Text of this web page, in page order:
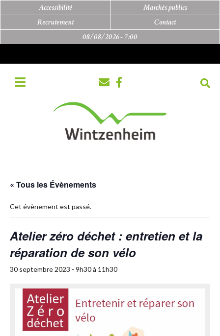
Accessibilité
Marchés publics
Recrutement
Contact
08/08/2026 -7:00
« Tous les Évènements
Cet évènement est passé.
Atelier zéro déchet : entretien et la
réparation de son vélo
30 septembre 2023 - 9h30à 11h30